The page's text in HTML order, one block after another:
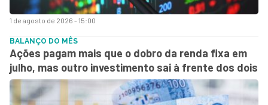
1 de agosto de 2026 - 15:00
BALANÇO DO MÊS
Ações pagam mais que o dobro da renda fixa em
julho, mas outro investimento sai à frente dos dois